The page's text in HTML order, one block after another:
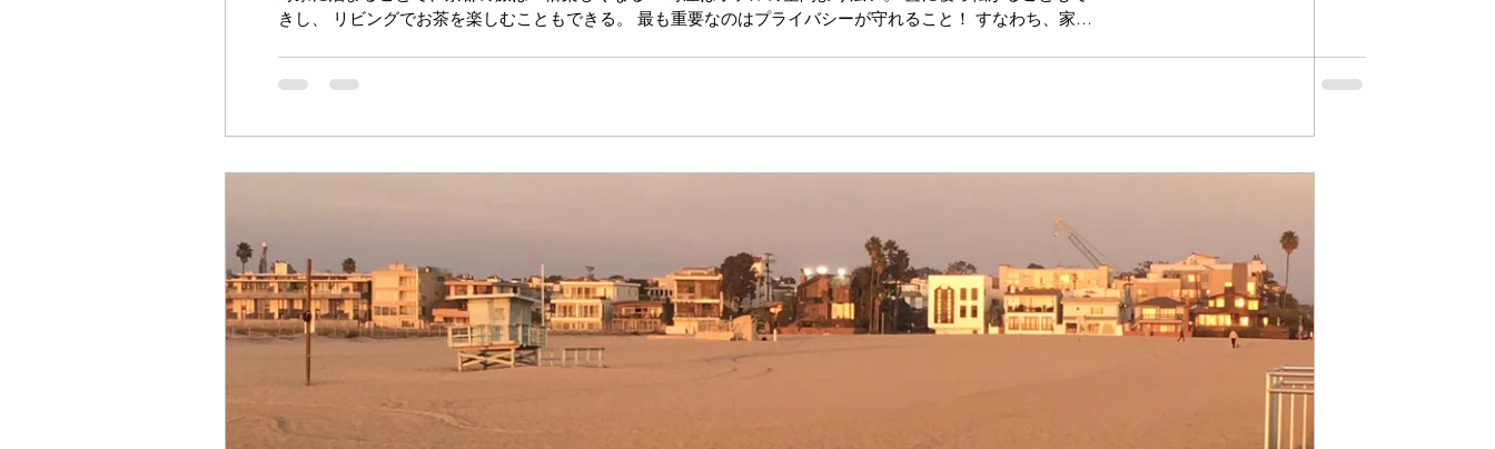
きし、 リビングでお茶を楽しむこともできる。 最も重要なのはプライバシーが守れること！ すなわち、家に